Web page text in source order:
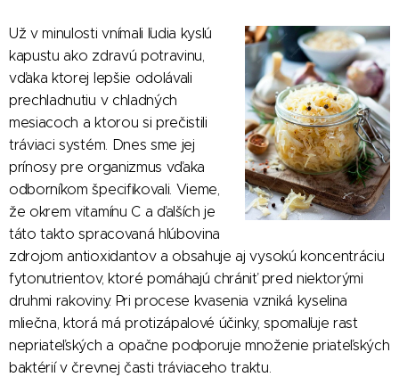
Už v minulosti vnímali ľudia kyslú
kapustu ako zdravú potravinu,
vďaka ktorej lepšie odolávali
prechladnutiu v chladných
mesiacoch a ktorou si prečistili
tráviaci systém. Dnes sme jej
prínosy pre organizmus vďaka
odborníkom špecifikovali. Vieme,
že okrem vitamínu C a ďalších je
táto takto spracovaná hlúbovina
zdrojom antioxidantov a obsahuje aj vysokú koncentráciu
fytonutrientov, ktoré pomáhajú chrániť pred niektorými
druhmi rakoviny. Pri procese kvasenia vzniká kyselina
mliečna, ktorá má protizápalové účinky, spomaľuje rast
nepriateľských a opačne podporuje množenie priateľských
baktérií v črevnej časti tráviaceho traktu.